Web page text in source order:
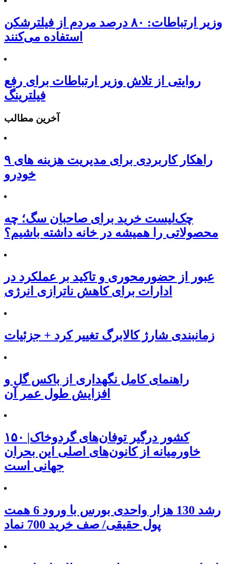
وزیر ارتباطات: ۸۰ درصد مردم از فیلترشکن
استفاده می‌کنند
روایتی از تلاش وزیر ارتباطات برای رفع
فیلترینگ
آخرین مطالب
۹ راهکار کاربردی برای مدیریت هزینه های
خودرو
چک‌لیست خرید برای صاحبان سگ؛ چه
محصولاتی را همیشه در خانه داشته باشیم؟
عبور از حضورمحوری و تاکید بر عملکرد در
ادارات برای کاهش ناترازی انرژی
زمانبندی شارژ کالابرگ تغییر کرد + جزئیات
راهنمای کامل نگهداری از باکس گل و
افزایش طول عمر آن
۱۵۰ کشور درگیر توفان‌های گردوخاک|
خاورمیانه از کانون‌های اصلی این بحران
جهانی است
رشد 130 هزار واحدی بورس با ورود 6 همت
پول حقیقی/ صف خرید 700 نماد